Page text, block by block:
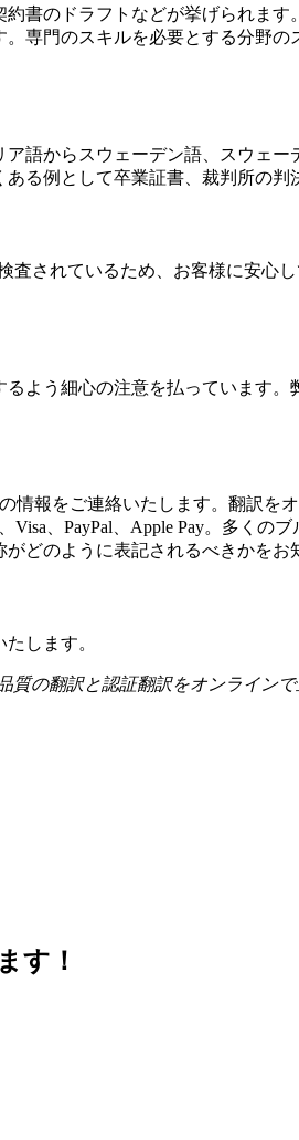
書のドラフトなどが挙げられま
専門のスキルを必要とする分野
語からスウェーデン語、スウェ
る例として卒業証書、裁判所の判
されているため、お客様に安心
よう細心の注意を払っています
情報をご連絡いたします。翻訳を
、PayPal、Apple Pay。多く
どのように表記されるべきかをお
します。
の翻訳と認証翻訳をオンライン
す！